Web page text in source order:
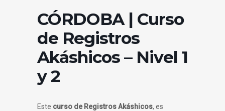
CÓRDOBA | Curso
de Registros
Akáshicos – Nivel 1
y 2
Este curso de RegistrosAkáshicos, es